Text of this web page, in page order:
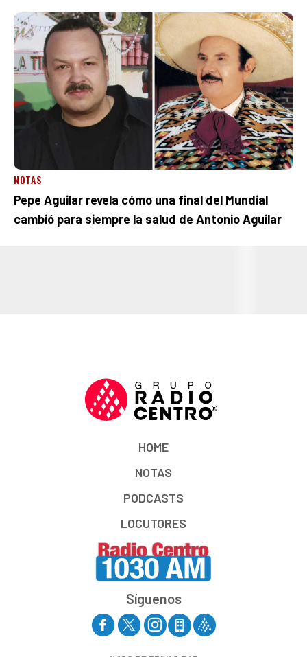
NOTAS
Pepe Aguilar revela cómo una final del Mundial
cambió para siempre la salud de Antonio Aguilar
HOME
NOTAS
PODCASTS
LOCUTORES
Síguenos